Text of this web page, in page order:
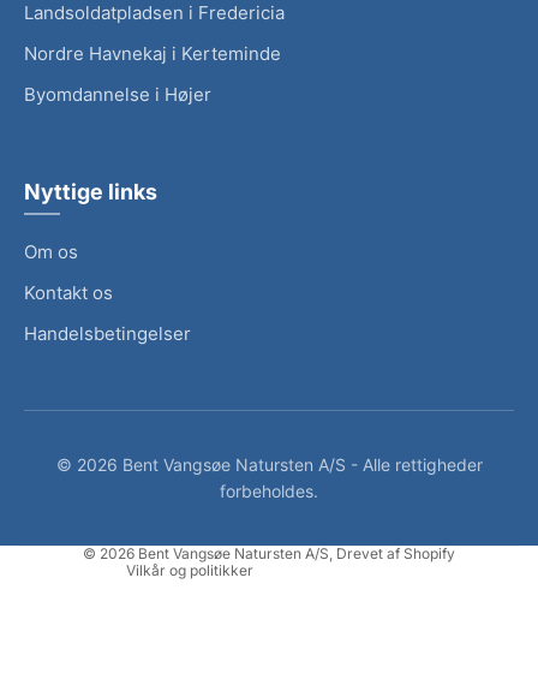
Landsoldatpladsen i Fredericia
Nordre Havnekaj i Kerteminde
Byomdannelse i Højer
Nyttige links
Om os
Kontakt os
Handelsbetingelser
© 2026 Bent Vangsøe Natursten A/S - Alle rettigheder
forbeholdes.
© 2026 Bent Vangsøe Natursten A/S, Drevet af Shopify
Vilkår og politikker
Politik om beskyttelse af persondata